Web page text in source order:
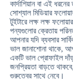
কার্দাশিয়ান বা এই
সোশ্যাল মিডিয়ার
টুইটারে লক্ষ লক্ষ
পন্যগুলোর ক্রেতায়
আপনার যদি ব্যবসার
ভাল জানাশোনা থাকে,
একটি ভাল প্রোফাইল
জনপ্রিয়তা বাড়তে
গুরুত্বের সাথে নেবে।